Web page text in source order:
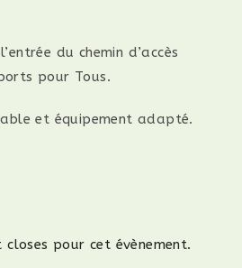
du chemin d’accès
pour Tous.
et équipement adapté.
closes pour cet évènement.